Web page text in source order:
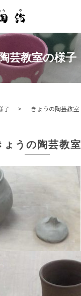
陶芸教室の様子
子 きょうの陶芸教室
ょうの陶芸教室